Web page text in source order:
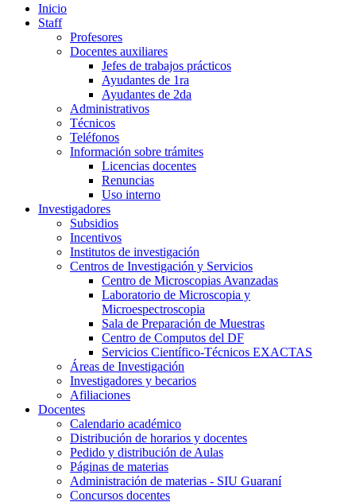
Inicio
Staff
Profesores
Docentes auxiliares
Jefes de trabajos prácticos
Ayudantes de 1ra
Ayudantes de 2da
Administrativos
Técnicos
Teléfonos
Información sobre trámites
Licencias docentes
Renuncias
Uso interno
Investigadores
Subsidios
Incentivos
Institutos de investigación
Centros de Investigación y Servicios
Centro de Microscopias Avanzadas
Laboratorio de Microscopia y
Microespectroscopia
Sala de Preparación de Muestras
Centro de Computos del DF
Servicios Científico-Técnicos EXACTAS
Áreas de Investigación
Investigadores y becarios
Afiliaciones
Docentes
Calendario académico
Distribución de horarios y docentes
Pedido y distribución de Aulas
Páginas de materias
Administración de materias - SIU Guaraní
Concursos docentes